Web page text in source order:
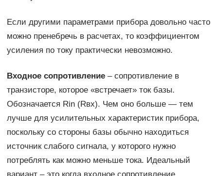
Если другими параметрами прибора довольно часто
можно пренебречь в расчетах, то коэффициентом
усиления по току практически невозможно.
Входное сопротивление– сопротивление в
транзисторе, которое «встречает» ток базы.
Обозначается Rin (Rвх). Чем оно больше — тем
лучше для усилительных характеристик прибора,
поскольку со стороны базы обычно находиться
источник слабого сигнала, у которого нужно
потреблять как можно меньше тока. Идеальный